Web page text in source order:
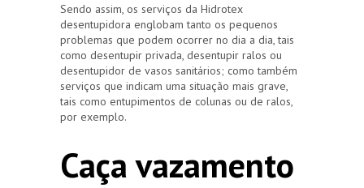
Sendo assim, os serviços da Hidrotex
desentupidora englobam tanto os pequenos
problemas que podem ocorrer no dia a dia, tais
como desentupir privada, desentupir ralos ou
desentupidor de vasos sanitários; como também
serviços que indicam uma situação mais grave,
tais como entupimentos de colunas ou de ralos,
por exemplo.
Caça vazamento